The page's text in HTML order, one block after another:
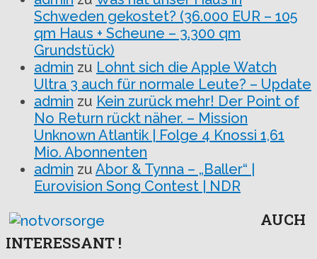
Schweden gekostet? (36.000 EUR – 105
qm Haus + Scheune – 3.300 qm
Grundstück)
admin zu Lohnt sich die Apple Watch
Ultra 3 auch für normale Leute? – Update
admin zu Kein zurück mehr! Der Point of
No Return rückt näher. – Mission
Unknown Atlantik | Folge 4 Knossi 1,61
Mio. Abonnenten
admin zu Abor & Tynna – „Baller“ |
Eurovision Song Contest | NDR
AUCH
INTERESSANT !